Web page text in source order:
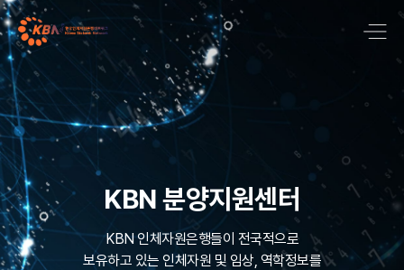
국내 최대 질병기반
바이오뱅크 네트워크
KBN은 국내 최대규모로 600,000명 이상의
다양한 검체인질병기반 인체자원을
KBN 분양지원센터
KBN 인체자원은행들이 전국적으로
보유하고 있는 인체자원 및 임상, 역학정보를